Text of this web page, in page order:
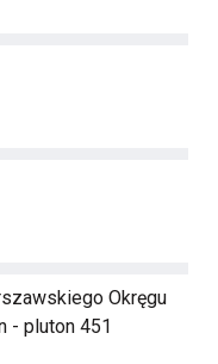
Okręgu
- pluton 451